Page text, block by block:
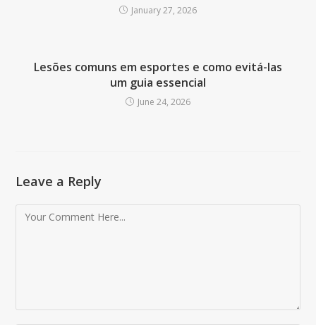
January 27, 2026
Lesões comuns em esportes e como evitá-las
um guia essencial
June 24, 2026
Leave a Reply